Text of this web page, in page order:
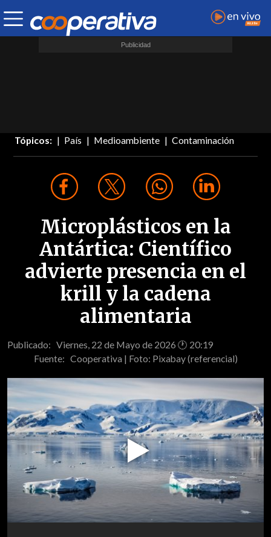
Tópicos: País Medioambiente Contaminación
Microplásticos en la
Antártica: Científico
advierte presencia en el
krill y la cadena
alimentaria
Publicado: Viernes, 22 de Mayo de 2026 🕐 20:19
Fuente: Cooperativa | Foto: Pixabay (referencial)
Play
Video